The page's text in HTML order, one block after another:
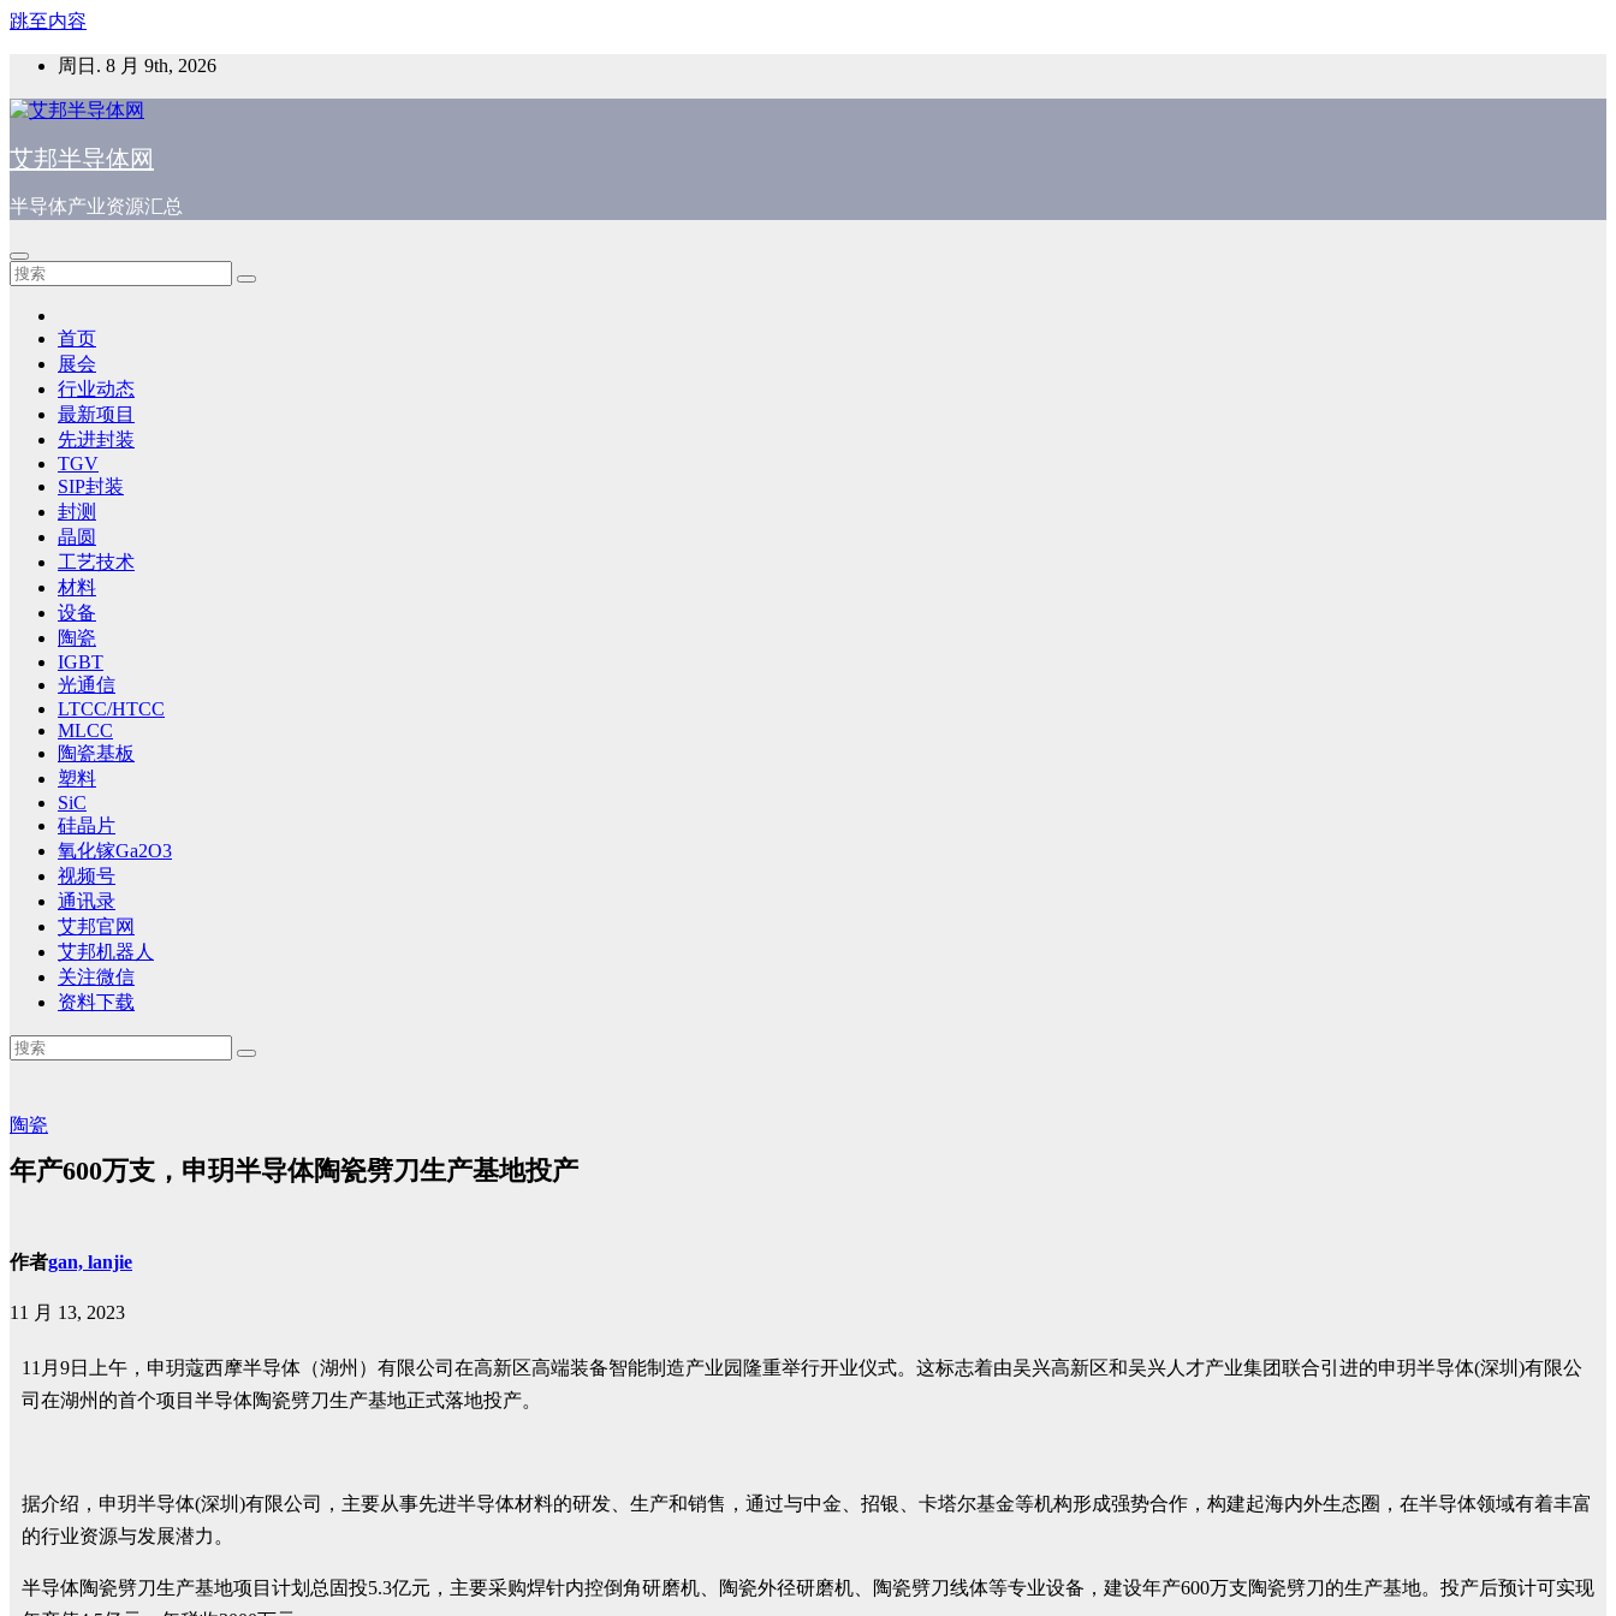
跳至内容
周日. 8 月 9th, 2026
艾邦半导体网
半导体产业资源汇总
首页
展会
行业动态
最新项目
先进封装
TGV
SIP封装
封测
晶圆
工艺技术
材料
设备
陶瓷
IGBT
光通信
LTCC/HTCC
MLCC
陶瓷基板
塑料
SiC
硅晶片
氧化镓Ga2O3
视频号
通讯录
艾邦官网
艾邦机器人
关注微信
资料下载
陶瓷
年产600万支，申玥半导体陶瓷劈刀生产基地投产
作者gan, lanjie
11 月 13, 2023
11月9日上午，申玥蔻西摩半导体（湖州）有限公司在高新区高端装备智能制造产业园隆重举行开业仪式。这标志着由吴兴高新区和吴兴人才产业集团联合引进的申玥半导体(深圳)有限公
司在湖州的首个项目半导体陶瓷劈刀生产基地正式落地投产。
据介绍，申玥半导体(深圳)有限公司，主要从事先进半导体材料的研发、生产和销售，通过与中金、招银、卡塔尔基金等机构形成强势合作，构建起海内外生态圈，在半导体领域有着丰富
的行业资源与发展潜力。
半导体陶瓷劈刀生产基地项目计划总固投5.3亿元，主要采购焊针内控倒角研磨机、陶瓷外径研磨机、陶瓷劈刀线体等专业设备，建设年产600万支陶瓷劈刀的生产基地。投产后预计可实现